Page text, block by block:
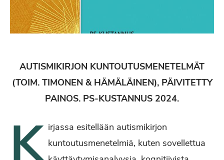
AUTISMIKIRJON KUNTOUTUSMENETELMÄT
(TOIM. TIMONEN & HÄMÄLÄINEN), PÄIVITETTY
PAINOS. PS-KUSTANNUS 2024.
K irjassa esitellään autismikirjon
kuntoutusmenetelmiä, kuten sovellettua